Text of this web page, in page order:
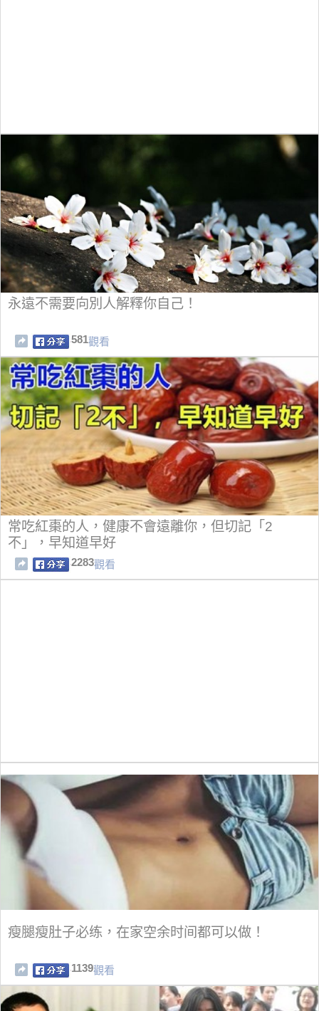
永遠不需要向別人解釋你自己！
581觀看
常吃紅棗的人，健康不會遠離你，但切記「2
不」，早知道早好
2283觀看
瘦腿瘦肚子必练，在家空余时间都可以做！
1139觀看